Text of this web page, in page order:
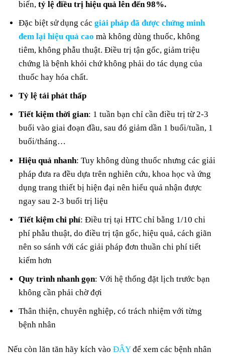
biến, tỷ lệ điều trị hiệu quả lên đến 98%.
Đặc biệt sử dụng cácgiải pháp đã được chứng minh
đem lại hiệu quả cao mà không dùng thuốc, không
tiêm, không phẫu thuật. Điều trị tận gốc, giảm triệu
chứng là bệnh khỏi chứ không phải do tác dụng của
thuốc hay hóa chất.
Tỷ lệ tái phát thấp
Tiết kiệm thời gian: 1 tuần bạn chỉ cần điều trị từ 2-3
buổi vào giai đoạn đầu, sau đó giảm dần 1 buổi/tuần, 1
buổi/tháng…
Hiệu quả nhanh: Tuy không dùng thuốc nhưng các giải
pháp đưa ra đều dựa trên nghiên cứu, khoa học và ứng
dụng trang thiết bị hiện đại nên hiểu quả nhận được
ngay sau 2-3 buổi trị liệu
Tiết kiệm chi phí: Điều trị tại HTC chỉ bằng 1/10 chi
phí phẫu thuật, do điều trị tận gốc, hiệu quả, cách giãn
nên so sánh với các giải pháp đơn thuần chi phí tiết
kiếm hơn
Quy trình nhanh gọn: Với hệ thống đặt lịch trước bạn
không cần phải chờ đợi
Thân thiện, chuyên nghiệp, có trách nhiệm với từng
bệnh nhân
Nếu còn lăn tăn hãy kích vào ĐÂYđể xem các bệnh nhân